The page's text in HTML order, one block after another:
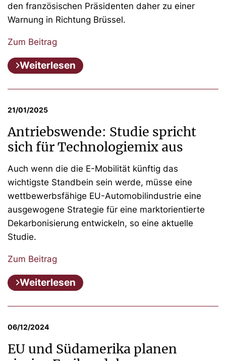
den französischen Präsidenten daher zu einer
Warnung in Richtung Brüssel.
Zum Beitrag
Weiterlesen
21/01/2025
Antriebswende: Studie spricht
sich für Technologiemix aus
Auch wenn die die E-Mobilität künftig das
wichtigste Standbein sein werde, müsse eine
wettbewerbsfähige EU-Automobilindustrie eine
ausgewogene Strategie für eine marktorientierte
Dekarbonisierung entwickeln, so eine aktuelle
Studie.
Zum Beitrag
Weiterlesen
06/12/2024
EU und Südamerika planen